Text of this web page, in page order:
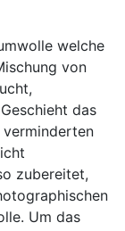
welche
von
das
verminderten
zubereitet,
Um das